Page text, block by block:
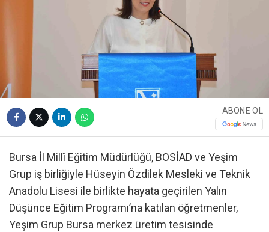
ABONE OL
Bursa İl Millî Eğitim Müdürlüğü, BOSİAD ve Yeşim
Grup iş birliğiyle Hüseyin Özdilek Mesleki ve Teknik
Anadolu Lisesi ile birlikte hayata geçirilen Yalın
Düşünce Eğitim Programı’na katılan öğretmenler,
Yeşim Grup Bursa merkez üretim tesisinde